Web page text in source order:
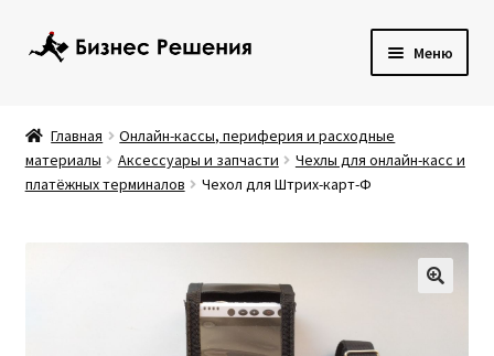
Перейти
Перейти
Меню
меню
Банковское оборудование
меню
Главная
Онлайн-кассы, периферия и расходные
материалы
Аксессуары и запчасти
Чехлы для онлайн-касс и
платёжных терминалов
Чехол для Штрих-карт-Ф